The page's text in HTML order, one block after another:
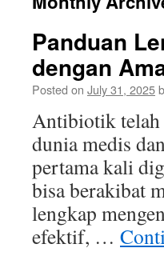
Panduan
dengan
Posted on July 31, 2025
Antibiotik telah
dunia medis
pertama kali
bisa berakibat
lengkap
efektif, …